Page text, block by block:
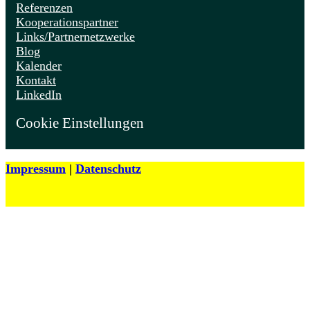
Referenzen
Kooperationspartner
Links/Partnernetzwerke
Blog
Kalender
Kontakt
LinkedIn
Cookie Einstellungen
Impressum | Datenschutz